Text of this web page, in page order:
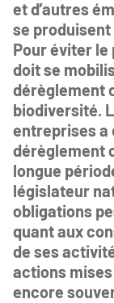
et d’autres
se produisent
Pour éviter le
doit se
dérèglement
biodiversité.
entreprises a
dérèglement
longue
législateur
obligations
quant aux
de ses
actions
encore